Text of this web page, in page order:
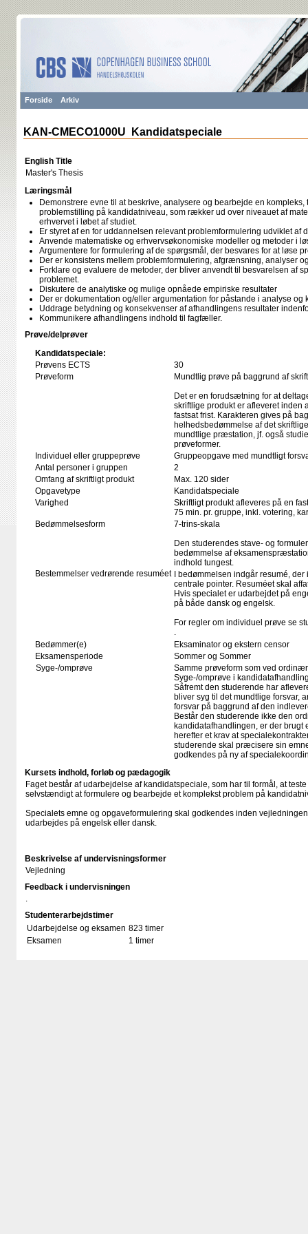
Forside Arkiv
KAN-CMECO1000U Kandidatspeciale
English Title
Master's Thesis
Læringsmål
Demonstrere evne til at beskrive, analysere og bearbejde en
problemstilling på kandidatniveau, som rækker ud over niveauet af
erhvervet i løbet af studiet.
Er styret af en for uddannelsen relevant problemformulering udviklet af
Anvende matematiske og erhvervsøkonomiske modeller og metoder i
Argumentere for formulering af de spørgsmål, der besvares for at løse
Der er konsistens mellem problemformulering, afgrænsning, analyser
Forklare og evaluere de metoder, der bliver anvendt til besvarelsen af
problemet.
Diskutere de analytiske og mulige opnåede empiriske resultater
Der er dokumentation og/eller argumentation for påstande i analyse og
Uddrage betydning og konsekvenser af afhandlingens resultater
Kommunikere afhandlingens indhold til fagfæller.
Prøve/delprøver
Kandidatspeciale:
Prøvens ECTS
30
Prøveform
Mundtlig prøve på baggrund af
Det er en forudsætning for at
skriftlige produkt er afleveret inden
fastsat frist. Karakteren gives på
helhedsbedømmelse af det
mundtlige præstation, jf. også
prøveformer.
Individuel eller gruppeprøve
Gruppeopgave med mundtligt
Antal personer i gruppen
2
Omfang af skriftligt produkt
Max. 120 sider
Opgavetype
Kandidatspeciale
Varighed
Skriftligt produkt afleveres på en
75 min. pr. gruppe, inkl. votering,
Bedømmelsesform
7-trins-skala
Den studerendes stave- og
bedømmelse af
indhold tungest.
Bestemmelser vedrørende resuméet
I bedømmelsen indgår resumé,
centrale pointer. Resuméet skal
Hvis specialet er udarbejdet på
på både dansk og engelsk.
For regler om individuel prøve se
.
Bedømmer(e)
Eksaminator og ekstern censor
Eksamensperiode
Sommer og Sommer
Syge-/omprøve
Samme prøveform som ved
Syge-/omprøve i
Såfremt den studerende har
bliver syg til det mundtlige forsvar,
forsvar på baggrund af den
Består den studerende ikke den
kandidatafhandlingen, er der brugt
herefter et krav at
studerende skal præcisere sin
godkendes på ny af
Kursets indhold, forløb og pædagogik
Faget består af udarbejdelse af kandidatspeciale, som har til formål, at
selvstændigt at formulere og bearbejde et komplekst problem på
Specialets emne og opgaveformulering skal godkendes inden
udarbejdes på engelsk eller dansk.
Beskrivelse af undervisningsformer
Vejledning
Feedback i undervisningen
.
Studenterarbejdstimer
Udarbejdelse og eksamen 823 timer
Eksamen
1 timer